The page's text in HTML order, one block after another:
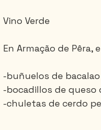
Vino Verde
En Armação de Pêra,
-buñuelos de
-bocadillos de queso
-chuletas de cerdo